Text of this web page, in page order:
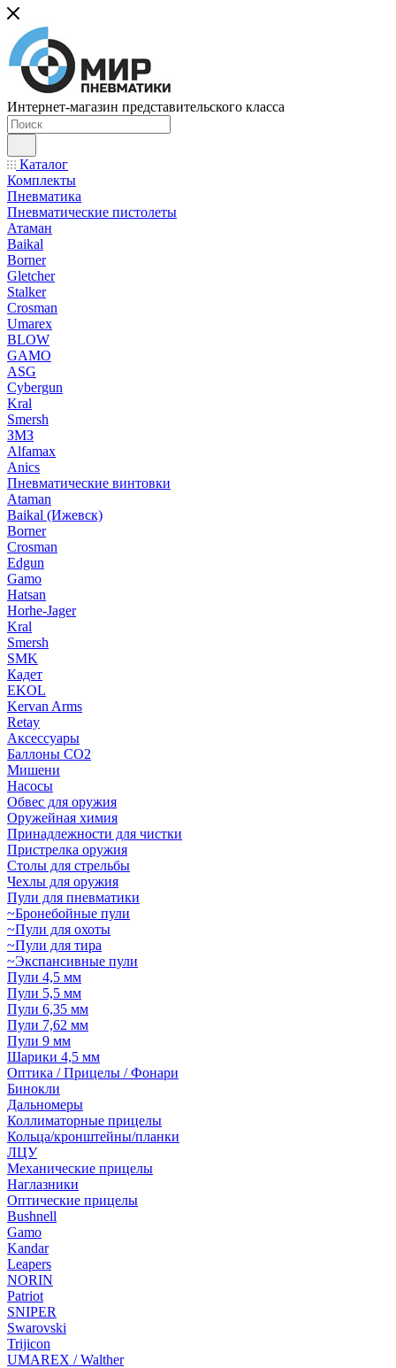
Интернет-магазин представительского класса
Каталог
Комплекты
Пневматика
Пневматические пистолеты
Атаман
Baikal
Borner
Gletcher
Stalker
Crosman
Umarex
BLOW
GAMO
ASG
Cybergun
Kral
Smersh
ЗМЗ
Alfamax
Anics
Пневматические винтовки
Ataman
Baikal (Ижевск)
Borner
Crosman
Edgun
Gamo
Hatsan
Horhe-Jager
Kral
Smersh
SMK
Кадет
EKOL
Kervan Arms
Retay
Аксессуары
Баллоны СО2
Мишени
Насосы
Обвес для оружия
Оружейная химия
Принадлежности для чистки
Пристрелка оружия
Столы для стрельбы
Чехлы для оружия
Пули для пневматики
~Бронебойные пули
~Пули для охоты
~Пули для тира
~Экспансивные пули
Пули 4,5 мм
Пули 5,5 мм
Пули 6,35 мм
Пули 7,62 мм
Пули 9 мм
Шарики 4,5 мм
Оптика / Прицелы / Фонари
Бинокли
Дальномеры
Коллиматорные прицелы
Кольца/кронштейны/планки
ЛЦУ
Механические прицелы
Наглазники
Оптические прицелы
Bushnell
Gamo
Kandar
Leapers
NORIN
Patriot
SNIPER
Swarovski
Trijicon
UMAREX / Walther